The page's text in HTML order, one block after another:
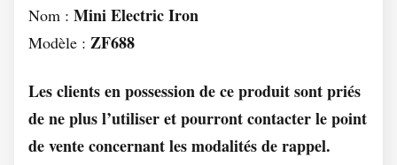
Nom : Mini Electric Iron
Modèle : ZF688
Les clients en possession de ce produit sont priés
de ne plus l’utiliser et pourront contacter le point
de vente concernant les modalités de rappel.